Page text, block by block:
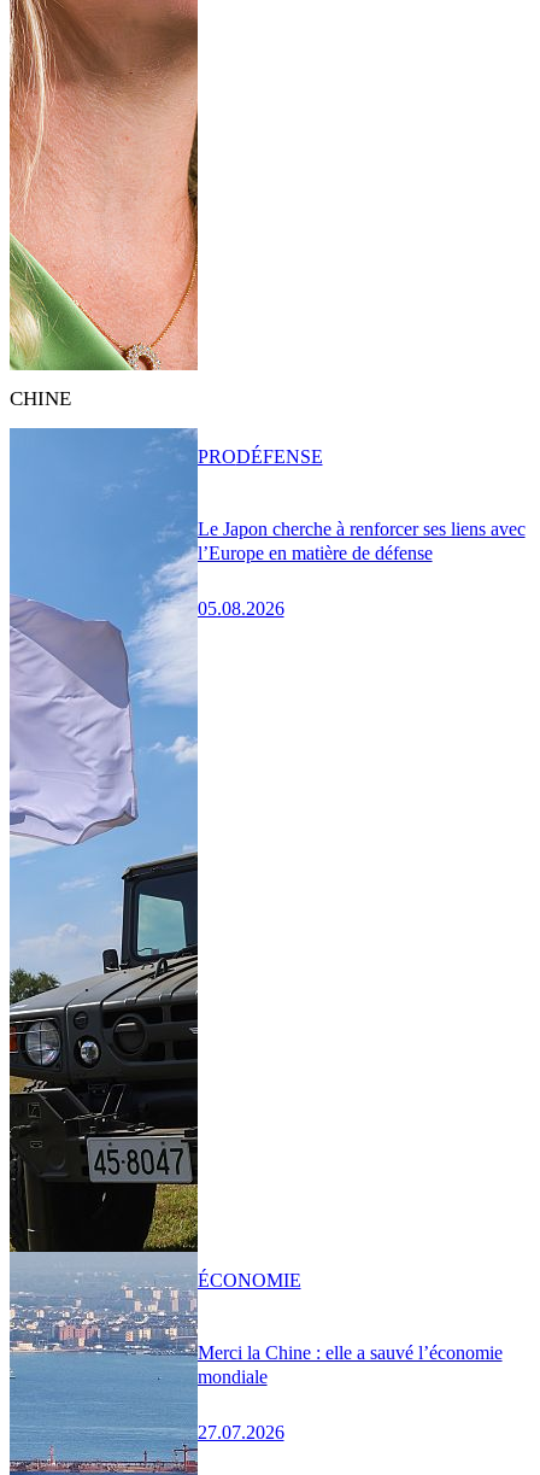
CHINE
Le Japon cherche à renforcer ses liens avec
l’Europe en matière de défense
05.08.2026
PRODÉFENSE
Merci la Chine : elle a sauvé l’économie
mondiale
27.07.2026
ÉCONOMIE